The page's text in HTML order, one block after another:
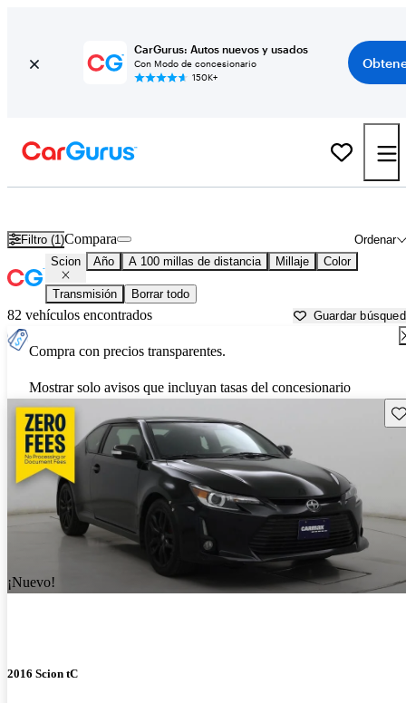
CarGurus: Autos nuevos y usados
Con Modo de concesionario
150K+
Filtro (1) Ordenar
Compara
Scion Año A 100 millas de distancia Millaje Color
Transmisión Borrar todo
82 vehículos encontrados Guardar
Compra con precios transparentes.
Mostrar solo avisos que incluyan tasas del concesionario
¡Nuevo!
2016 Scion tC